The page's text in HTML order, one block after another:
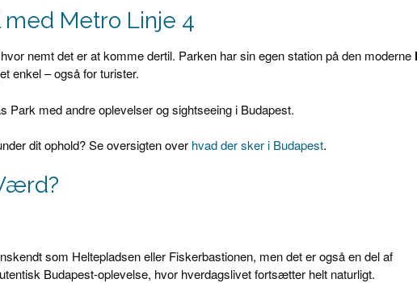
Metro Linje 4
nemt det er at komme dertil. Parken har sin egen station på den moderne
enkel – også for turister.
Park med andre oplevelser og sightseeing i Budapest.
dit ophold? Se oversigten over hvad der sker i Budapest.
som Heltepladsen eller Fiskerbastionen, men det er også en del af
Budapest-oplevelse, hvor hverdagslivet fortsætter helt naturligt.